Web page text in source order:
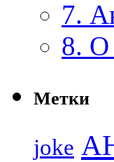
7.
8. О
Метки
joke